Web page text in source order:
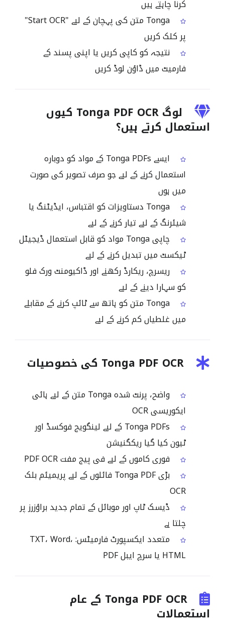
کرنا چاہتے ہیں
Tonga متن کی پہچان کے لیے "Start OCR"
پر کلک کریں
نتیجہ کو کاپی کریں یا اپنی پسند کے
فارمیٹ میں ڈاؤن لوڈ کریں
لوگ Tonga PDF OCR کیوں
استعمال کرتے ہیں؟
ایسے Tonga PDFs کے مواد کو دوبارہ
استعمال کرنے کے لیے جو صرف تصویر کی صورت
میں ہوں
Tonga دستاویزات کو اقتباس، ایڈیٹنگ یا
شیئرنگ کے لیے تیار کرنے کے لیے
چاپی Tonga مواد کو قابل استعمال ڈیجیٹل
ٹیکسٹ میں تبدیل کرنے کے لیے
ریسرچ، ریکارڈ رکھنے اور ڈاکیومنٹ ورک فلو
کو سہارا دینے کے لیے
Tonga متن کو ہاتھ سے ٹائپ کرنے کے مقابلے
میں غلطیاں کم کرنے کے لیے
Tonga PDF OCR کی خصوصیات
واضح، پرنٹ شدہ Tonga متن کے لیے ہائی
ایکوریسی OCR
Tonga PDFs کے لیے لینگویج فوکسڈ اور
ٹیون کیا گیا ریکگنیشن
فوری کاموں کے لیے فی پیج مفت PDF OCR
بڑی Tonga PDF فائلوں کے لیے پریمیئم بلک
OCR
ڈیسک ٹاپ اور موبائل کے تمام جدید براؤزرز پر
چلتا ہے
متعدد ایکسپورٹ فارمیٹس: TXT، Word،
HTML یا سرچ ایبل PDF
Tonga PDF OCR کے عام
استعمالات